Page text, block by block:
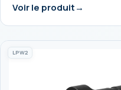
Voir le produit
LPW2